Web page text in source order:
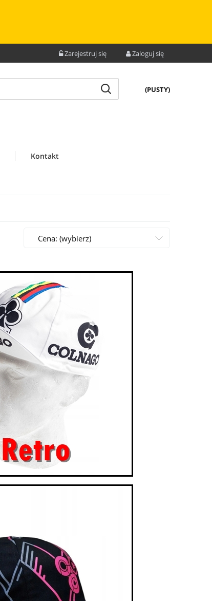
Zarejestruj się Zaloguj się
(PUSTY)
Kontakt
Cena: (wybierz)